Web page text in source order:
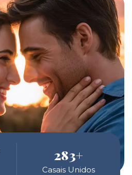
283+
Casais Unidos